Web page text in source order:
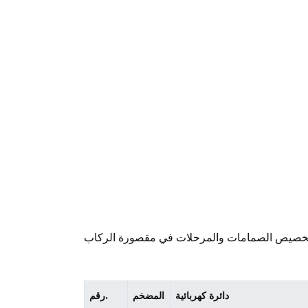
الصمامات والمرحلات في مقصورة الركاب
رقم. المضخم دائرة كهربائية